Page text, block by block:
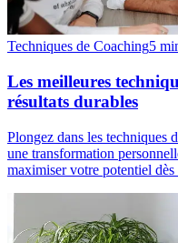
Techniques de Coaching5
Les meilleures
résultats durables
Plongez dans les techniques
une transformation
maximiser votre potentiel